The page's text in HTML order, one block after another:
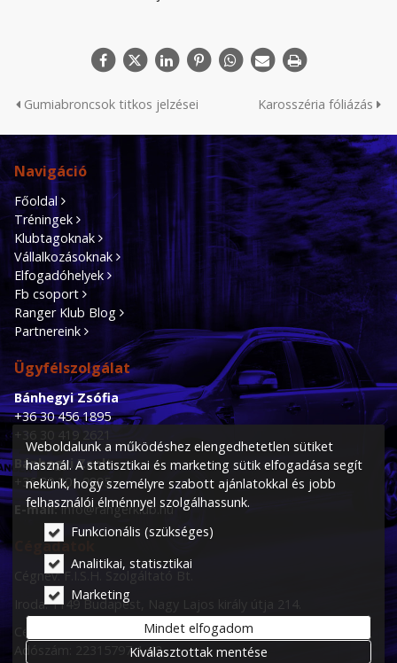
Gumiabroncsok titkos jelzései Karosszéria fóliázás
Navigáció
Főoldal
Tréningek
Klubtagoknak
Vállalkozásoknak
Elfogadóhelyek
Fb csoport
Ranger Klub Blog
Partnereink
Ügyfélszolgálat
Bánhegyi Zsófia
+36 30 456 1895
+36 30 419 2621
Bánhegyi Zsolt
+36 30 201 9895
E-mail: info@rangerklub.hu
Cégadatok
Cégnév: F.I.S.H. Szolgáltató Bt.
Iroda: 1149 Budapest, Nagy Lajos király útja 214.
Cégjegyzék szám: 01-06-774991
Adószám: 22315797-1-42
Weboldalunk a működéshez elengedhetetlen sütiket
használ. A statisztikai és marketing sütik elfogadása segít
nekünk, hogy személyre szabott ajánlatokkal és jobb
felhasználói élménnyel szolgálhassunk.
Funkcionális (szükséges)
Analitikai, statisztikai
Marketing
Mindet elfogadom
Kiválasztottak mentése